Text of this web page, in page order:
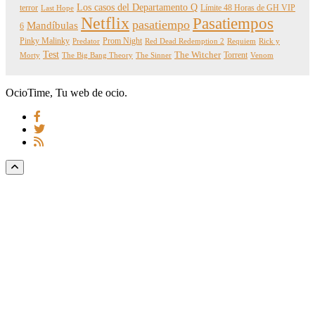
terror Last Hope Los casos del Departamento Q Límite 48 Horas de GH VIP
6 Mandíbulas Netflix pasatiempo Pasatiempos
Pinky Malinky Predator Prom Night Red Dead Redemption 2 Requiem Rick y
Morty Test The Big Bang Theory The Sinner The Witcher Torrent Venom
OcioTime, Tu web de ocio.